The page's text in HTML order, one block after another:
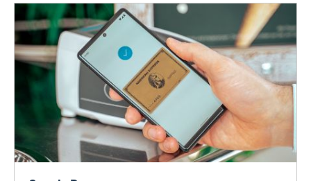
Google Pay